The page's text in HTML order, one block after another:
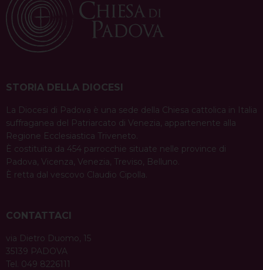
STORIA DELLA DIOCESI
La Diocesi di Padova è una sede della Chiesa cattolica in Italia
suffraganea del Patriarcato di Venezia, appartenente alla
Regione Ecclesiastica Triveneto.
È costituita da 454 parrocchie situate nelle province di
Padova, Vicenza, Venezia, Treviso, Belluno.
È retta dal vescovo Claudio Cipolla.
CONTATTACI
via Dietro Duomo, 15
35139 PADOVA
Tel. 049 8226111